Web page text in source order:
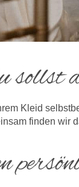
Kleid
finden wir